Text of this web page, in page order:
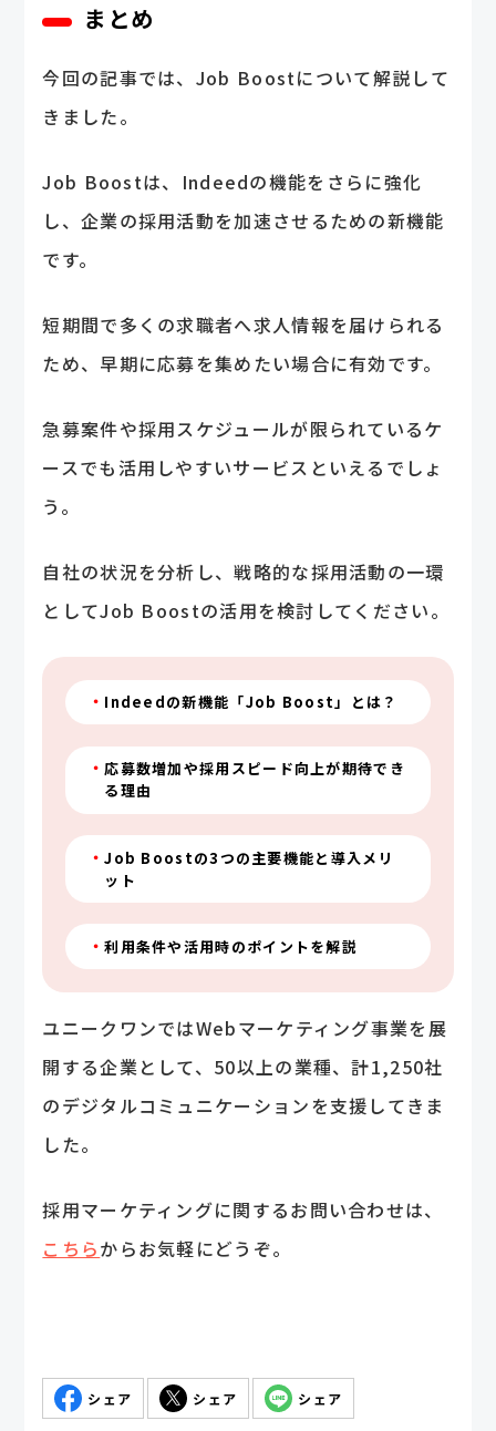
まとめ
今回の記事では、Job Boostについて解説して
きました。
Job Boostは、Indeedの機能をさらに強化
し、企業の採用活動を加速させるための新機能
です。
短期間で多くの求職者へ求人情報を届けられる
ため、早期に応募を集めたい場合に有効です。
急募案件や採用スケジュールが限られているケ
ースでも活用しやすいサービスといえるでしょ
う。
自社の状況を分析し、戦略的な採用活動の一環
としてJob Boostの活用を検討してください。
Indeedの新機能「Job Boost」とは？
応募数増加や採用スピード向上が期待でき
る理由
Job Boostの3つの主要機能と導入メリ
ット
利用条件や活用時のポイントを解説
ユニークワンではWebマーケティング事業を展
開する企業として、50以上の業種、計1,250社
のデジタルコミュニケーションを支援してきま
した。
採用マーケティングに関するお問い合わせは、
こちらからお気軽にどうぞ。
シェア シェア シェア